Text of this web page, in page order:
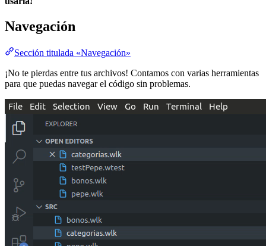
Navegación
Sección titulada «Navegación»
¡No te pierdas entre tus archivos! Contamos con varias herramientas
para que puedas navegar el código sin problemas.